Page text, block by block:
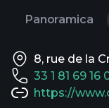
Panoramica
8, rue de la
33 1 81 69 16
https://